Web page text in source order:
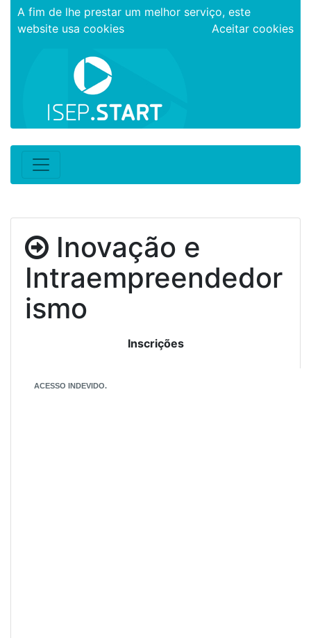
A fim de lhe prestar um melhor serviço, este
website usa cookies
Aceitar cookies
Inovação e
Intraempreendedor
ismo
Inscrições